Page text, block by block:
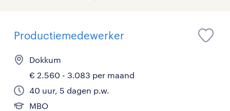
Productiemedewerker
Dokkum
€ 2.560 - 3.083 per maand
40 uur, 5 dagen p.w.
MBO